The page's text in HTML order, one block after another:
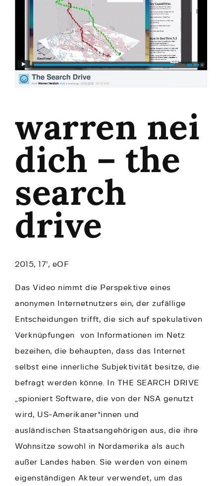
warren nei
dich – the
search
drive
2015, 17’, eOF
Das Video nimmt die Perspektive eines
anonymen Internetnutzers ein, der zufällige
Entscheidungen trifft, die sich auf spekulativen
Verknüpfungen von Informationen im Netz
bezeihen, die behaupten, dass das Internet
selbst eine innerliche Subjektivität besitze, die
befragt werden könne. In THE SEARCH DRIVE
„spioniert Software, die von der NSA genutzt
wird, US-Amerikaner*innen und
ausländischen Staatsangehörigen aus, die ihre
Wohnsitze sowohl in Nordamerika als auch
außer Landes haben. Sie werden von einem
eigenständigen Akteur verwendet, um das